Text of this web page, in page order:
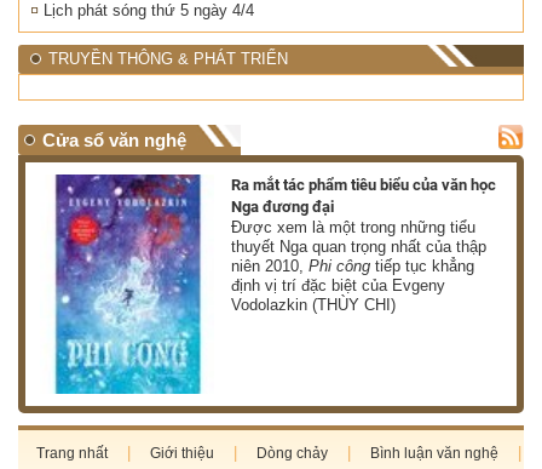
Lịch phát sóng thứ 5 ngày 4/4
TRUYỀN THÔNG & PHÁT TRIỂN
Cửa sổ văn nghệ
Ra mắt tác phẩm tiêu biểu của văn học
Nga đương đại
Được xem là một trong những tiểu
thuyết Nga quan trọng nhất của thập
niên 2010,Phi công tiếp tục khẳng
định vị trí đặc biệt của Evgeny
Vodolazkin (THÙY CHI)
Trang nhất Giới thiệu Dòng chảy Bình luận văn nghệ